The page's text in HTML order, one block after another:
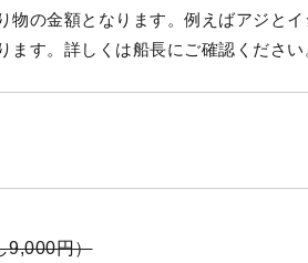
物の金額となります。例えばアジと
す。詳しくは船長にご確認ください
9,000円）